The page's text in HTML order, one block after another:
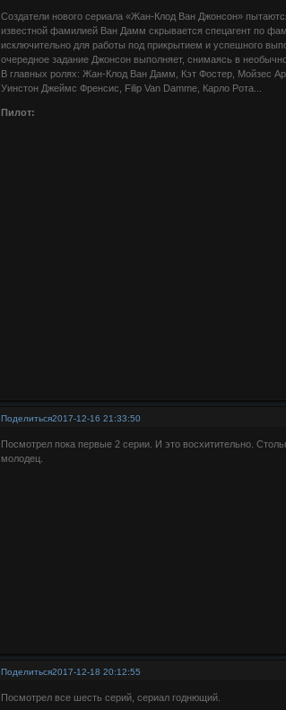
Создатели нового сериала «Жан-Клод Ван Джонсон»
известной фамилией Ван Дамм скрывается спецагент по
исключительно для работы под прикрытием и успешного
очередное задание Джонсон выполняет, снимаясь в
В главных ролях: Жан-Клод Ван Дамм, Кэт Фостер, Мойзес
Уинстон Джеймс Френсис, Filip Van Damme, Карло Рота...
Пилот:
Поделиться2017-12-16 21:33:50
Посмотрел пока первые 2 серии. И это восхитительно.
молодец.
Поделиться2017-12-18 20:12:55
Посмотрел все шесть серий, сериал годнющий.